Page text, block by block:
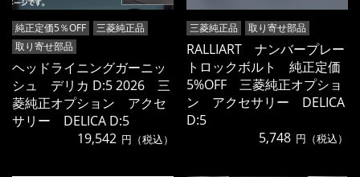
純正定価5％OFF
三菱純正品
取り寄せ部品
ヘッドライニングガーニッ
シュ デリカ D:5 2026 三
菱純正オプション アクセ
サリー DELICA D:5
19,542 円（税込）
三菱純正品 取り寄せ部品
RALLIART ナンバープレー
トロックボルト 純正定価
5%OFF 三菱純正オプショ
ン アクセサリー DELICA
D:5
5,748 円（税込）